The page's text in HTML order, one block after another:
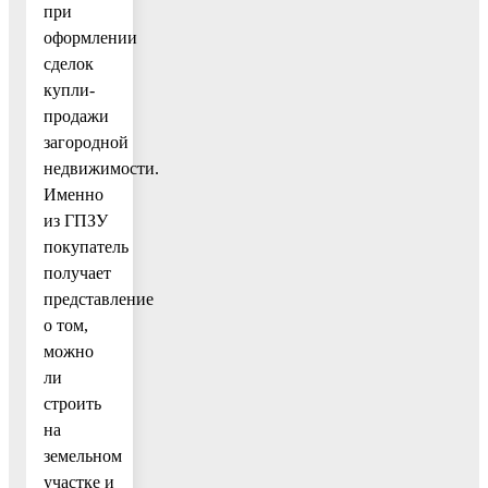
при
оформлении
сделок
купли-
продажи
загородной
недвижимости.
Именно
из ГПЗУ
покупатель
получает
представление
о том,
можно
ли
строить
на
земельном
участке и